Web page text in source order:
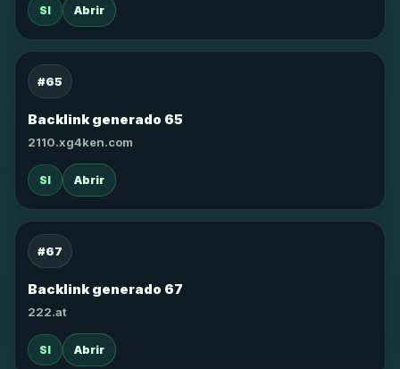
SI Abrir
#65
Backlink generado 65
2110.xg4ken.com
SI Abrir
#67
Backlink generado 67
222.at
SI Abrir